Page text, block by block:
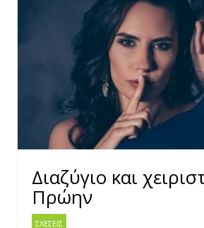
Διαζύγιο και
Πρώην
ΣΧΕΣΕΙΣ